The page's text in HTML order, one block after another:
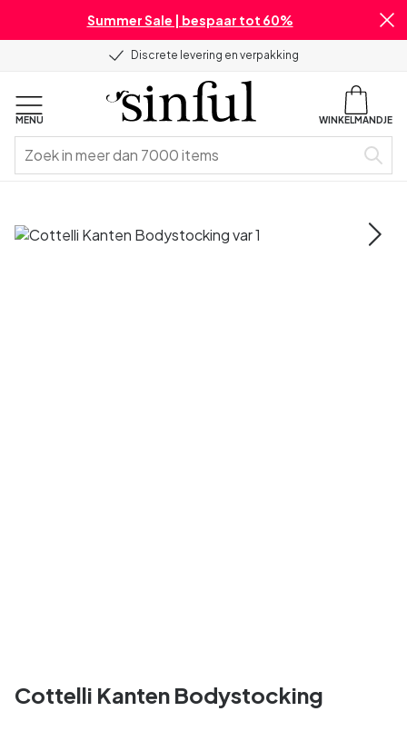
Summer Sale | bespaar tot 60%
Discrete levering en verpakking
MENU WINKELMANDJE
Cottelli Kanten Bodystocking